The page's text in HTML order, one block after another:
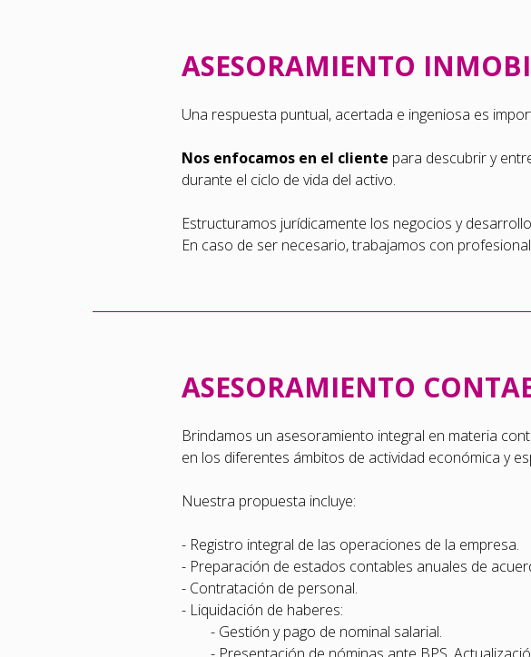
ASESORAMIENTO
Una respuesta puntual, acertada e ingeniosa es
Nos enfocamos en el cliente para descubrir y
durante el ciclo de vida del activo.
Estructuramos jurídicamente los negocios y
En caso de ser necesario, trabajamos con
ASESORAMIENTO
Brindamos un asesoramiento integral en materia
en los diferentes ámbitos de actividad económica y
Nuestra propuesta incluye:
- Registro integral de las operaciones de la empresa.
- Preparación de estados contables anuales de
- Contratación de personal.
- Liquidación de haberes:
- Gestión y pago de nominal salarial.